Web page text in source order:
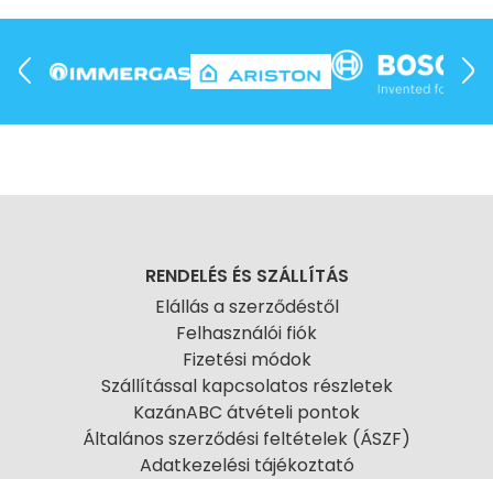
RENDELÉS ÉS SZÁLLÍTÁS
Elállás a szerződéstől
Felhasználói fiók
Fizetési módok
Szállítással kapcsolatos részletek
KazánABC átvételi pontok
Általános szerződési feltételek (ÁSZF)
Adatkezelési tájékoztató